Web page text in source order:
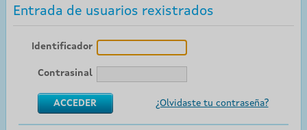
Entrada de usuarios rexistrados
Identificador
Contrasinal
¿Olvidaste tu contraseña?